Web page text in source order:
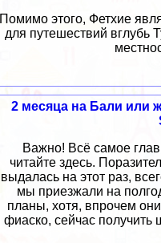
Помимо этого, Фетхие
для путешествий вглубь
2 месяца на Бали или
Важно! Всё самое
читайте здесь.
выдалась на этот раз,
мы приезжали на
планы, хотя, впрочем
фиаско, сейчас получить